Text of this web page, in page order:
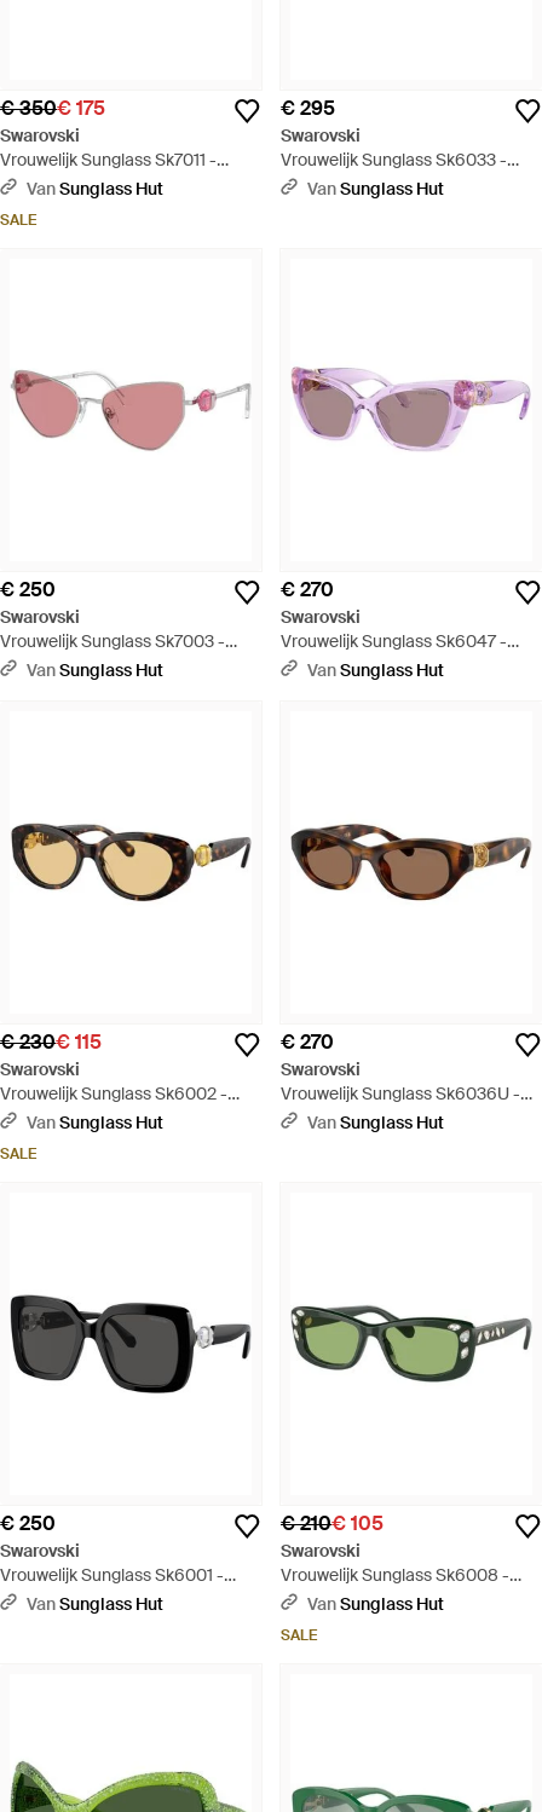
€ 350€ 175
Swarovski
Vrouwelijk Sunglass Sk7011 -
Zwart
VanSunglass Hut
SALE
€ 295
Swarovski
Vrouwelijk Sunglass Sk6033 -
Zwart
VanSunglass Hut
€ 250
Swarovski
Vrouwelijk Sunglass Sk7003 -
Zwart
VanSunglass Hut
€ 270
Swarovski
Vrouwelijk Sunglass Sk6047 -
PaarsVanSunglass Hut
€ 230€ 115
Swarovski
Vrouwelijk Sunglass Sk6002 -
Zwart
VanSunglass Hut
SALE
€ 270
Swarovski
Vrouwelijk Sunglass Sk6036U -
Zwart
VanSunglass Hut
€ 250
Swarovski
Vrouwelijk Sunglass Sk6001 -
Zwart
VanSunglass Hut
€ 210€ 105
Swarovski
Vrouwelijk Sunglass Sk6008 -
Groen
VanSunglass Hut
SALE